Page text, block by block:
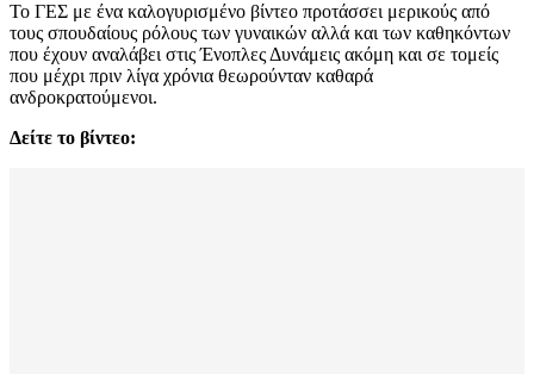
Το ΓΕΣ με ένα καλογυρισμένο βίντεο προτάσσει μερικούς από
τους σπουδαίους ρόλους των γυναικών αλλά και των καθηκόντων
που έχουν αναλάβει στις Ένοπλες Δυνάμεις ακόμη και σε τομείς
που μέχρι πριν λίγα χρόνια θεωρούνταν καθαρά
ανδροκρατούμενοι.
Δείτε το βίντεο: